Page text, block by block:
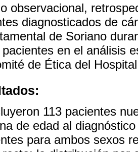
observacional,
diagnosticados de
de Soriano
en el análisis
de Ética del
113 pacientes
de edad al
para ambos sexos